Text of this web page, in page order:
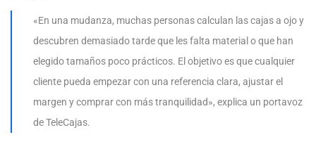
«En una mudanza, muchas personas calculan las cajas a ojo y
descubren demasiado tarde que les falta material o que han
elegido tamaños poco prácticos. El objetivo es que cualquier
cliente pueda empezar con una referencia clara, ajustar el
margen y comprar con más tranquilidad», explica un portavoz
de TeleCajas.